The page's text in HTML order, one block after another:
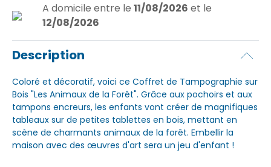
A domicile entre le 11/08/2026 et le
12/08/2026
Description
Coloré et décoratif, voici ce Coffret de Tampographie sur
Bois "Les Animaux de la Forêt". Grâce aux pochoirs et aux
tampons encreurs, les enfants vont créer de magnifiques
tableaux sur de petites tablettes en bois, mettant en
scène de charmants animaux de la forêt. Embellir la
maison avec des œuvres d'art sera un jeu d'enfant !